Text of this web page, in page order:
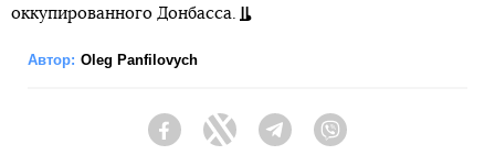
оккупированного Донбасса.
Автор: Oleg Panfilovych
FacebookTwitter Telegram